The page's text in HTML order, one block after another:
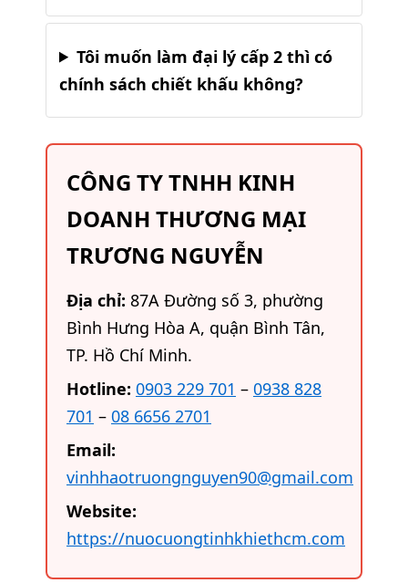
Tôi muốn làm đại lý cấp 2 thì có
chính sách chiết khấu không?
CÔNG TY TNHH KINH
DOANH THƯƠNG MẠI
TRƯƠNG NGUYỄN
Địa chỉ: 87A Đường số 3, phường
Bình Hưng Hòa A, quận Bình Tân,
TP. Hồ Chí Minh.
Hotline: 0903 229 701 – 0938 828
701 – 08 6656 2701
Email:
vinhhaotruongnguyen90@gmail.com
Website:
https://nuocuongtinhkhiethcm.com